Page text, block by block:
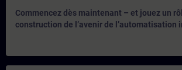
Commencez dès maintenant – et jouez un
construction de l’avenir de l’automatisation